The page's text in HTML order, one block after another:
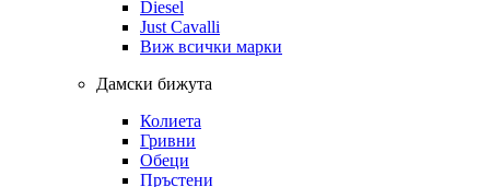
Diesel
Just Cavalli
Виж всички марки
Дамски бижута
Колиета
Гривни
Обеци
Пръстени